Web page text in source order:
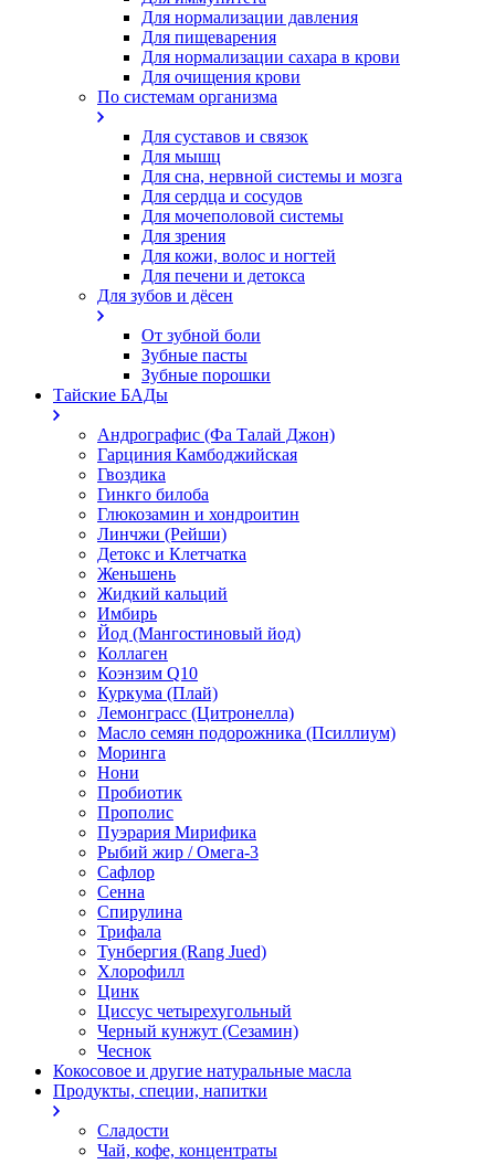
Для нормализации давления
Для пищеварения
Для нормализации сахара в крови
Для очищения крови
По системам организма
Для суставов и связок
Для мышц
Для сна, нервной системы и мозга
Для сердца и сосудов
Для мочеполовой системы
Для зрения
Для кожи, волос и ногтей
Для печени и детокса
Для зубов и дёсен
От зубной боли
Зубные пасты
Зубные порошки
Тайские БАДы
Андрографис (Фа Талай Джон)
Гарциния Камбоджийская
Гвоздика
Гинкго билоба
Глюкозамин и хондроитин
Линчжи (Рейши)
Детокс и Клетчатка
Женьшень
Жидкий кальций
Имбирь
Йод (Мангостиновый йод)
Коллаген
Коэнзим Q10
Куркума (Плай)
Лемонграсс (Цитронелла)
Масло семян подорожника (Псиллиум)
Моринга
Нони
Пробиотик
Прополис
Пуэрария Мирифика
Рыбий жир / Омега-3
Сафлор
Сенна
Спирулина
Трифала
Тунбергия (Rang Jued)
Хлорофилл
Цинк
Циссус четырехугольный
Черный кунжут (Сезамин)
Чеснок
Кокосовое и другие натуральные масла
Продукты, специи, напитки
Сладости
Чай, кофе, концентраты